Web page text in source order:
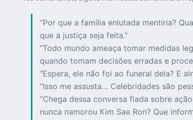
“Por que a família enlutada mentiria?
que a justiça seja feita.”
“Todo mundo ameaça tomar medidas
quando tomam decisões erradas e
“Espera, ele não foi ao funeral dela? E
“Isso me assusta… Celebridades são
“Chega dessa conversa fiada sobre
nunca namorou Kim Sae Ron? Que